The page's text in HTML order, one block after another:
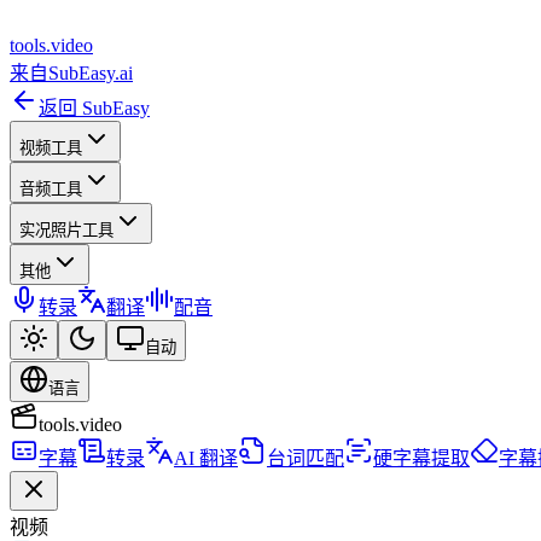
tools.video
来自SubEasy.ai
返回 SubEasy
视频工具
音频工具
实况照片工具
其他
转录 翻译 配音
自动
语言
tools.video
字幕
转录 AI 翻译 台词匹配 硬字幕提取 字
视频